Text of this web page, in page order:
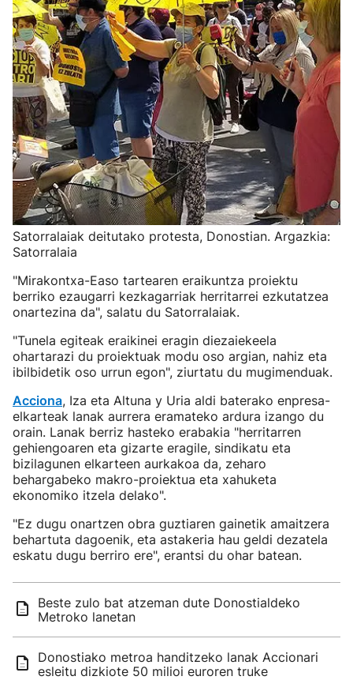
Satorralaiak deitutako protesta, Donostian. Argazkia:
Satorralaia
"Mirakontxa-Easo tartearen eraikuntza proiektu
berriko ezaugarri kezkagarriak herritarrei ezkutatzea
onartezina da", salatu du Satorralaiak.
"Tunela egiteak eraikinei eragin diezaiekeela
ohartarazi du proiektuak modu oso argian, nahiz eta
ibilbidetik oso urrun egon", ziurtatu du mugimenduak.
Acciona, Iza eta Altuna y Uria aldi baterako enpresa-
elkarteak lanak aurrera eramateko ardura izango du
orain. Lanak berriz hasteko erabakia "herritarren
gehiengoaren eta gizarte eragile, sindikatu eta
bizilagunen elkarteen aurkakoa da, zeharo
behargabeko makro-proiektua eta xahuketa
ekonomiko itzela delako".
"Ez dugu onartzen obra guztiaren gainetik amaitzera
behartuta dagoenik, eta astakeria hau geldi dezatela
eskatu dugu berriro ere", erantsi du ohar batean.
Beste zulo bat atzeman dute Donostialdeko
Metroko lanetan
Donostiako metroa handitzeko lanak Accionari
esleitu dizkiote 50 milioi euroren truke